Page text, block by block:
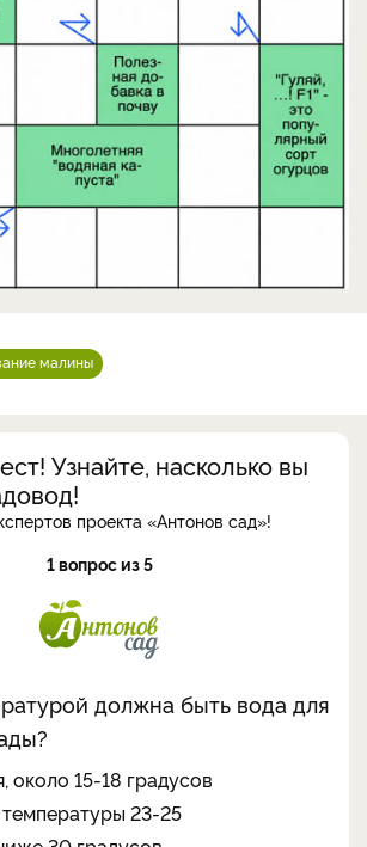
малины
Узнайте, насколько вы
проекта «Антонов сад»!
1 вопрос из 5
должна быть вода для
около 15-18 градусов
23-25